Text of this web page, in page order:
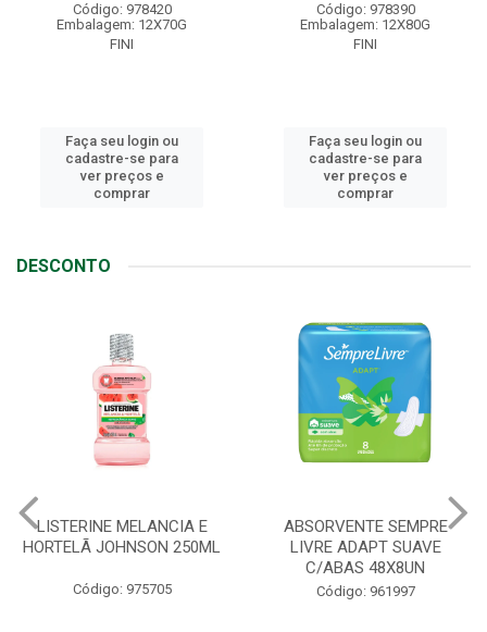
Código: 978420
Embalagem: 12X70G
FINI
Faça seu login ou
cadastre-se para
ver preços e
comprar
Código: 978390
Embalagem: 12X80G
FINI
Faça seu login ou
cadastre-se para
ver preços e
comprar
DESCONTO
LISTERINE MELANCIA E
HORTELÃ JOHNSON 250ML
Código: 975705
ABSORVENTE SEMPRE
LIVRE ADAPT SUAVE
C/ABAS 48X8UN
Código: 961997